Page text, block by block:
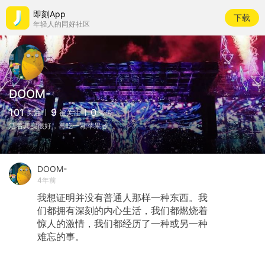
即刻App
年轻人的同好社区
下载
DOOM-
101 关注 9 被关注 0 夸夸
活着其实很好，再吃一颗苹果🍎
DOOM-
4年前
我想证明并没有普通人那样一种东西。我
们都拥有深刻的内心生活，我们都燃烧着
惊人的激情，我们都经历了一种或另一种
难忘的事。